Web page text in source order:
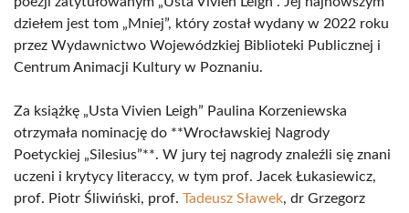
dziełem jest tom „Mniej”, który został wydany w 2022 roku
przez Wydawnictwo Wojewódzkiej Biblioteki Publicznej i
Centrum Animacji Kultury w Poznaniu.
Za książkę „Usta Vivien Leigh” Paulina Korzeniewska
otrzymała nominację do **Wrocławskiej Nagrody
Poetyckiej „Silesius”**. W jury tej nagrody znaleźli się znani
uczeni i krytycy literaccy, w tym prof. Jacek Łukasiewicz,
prof. Piotr Śliwiński, prof. Tadeusz Sławek, dr Grzegorz